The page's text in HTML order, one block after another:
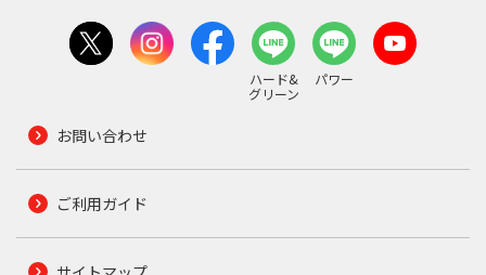
ハード&
グリーン
パワー
お問い合わせ
ご利用ガイド